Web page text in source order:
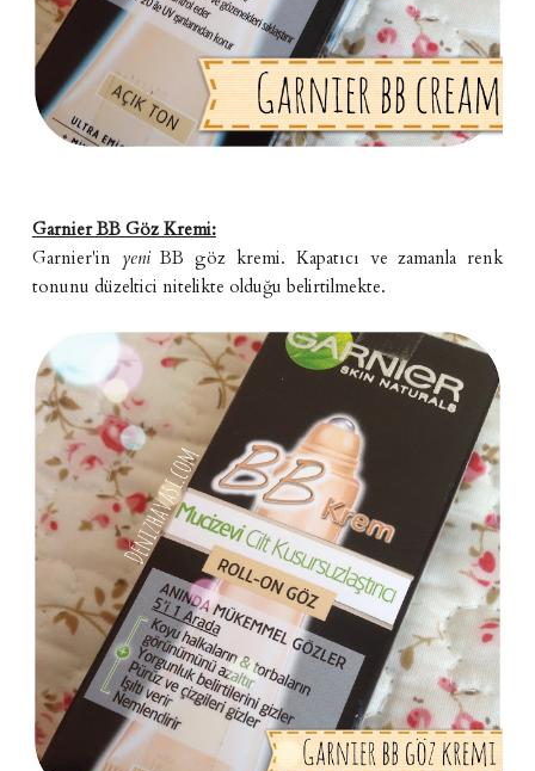
Garnier BB Göz Kremi:
Garnier'in yeniBB göz kremi. Kapatıcı ve zamanla renk
tonunu düzeltici nitelikte olduğu belirtilmekte.